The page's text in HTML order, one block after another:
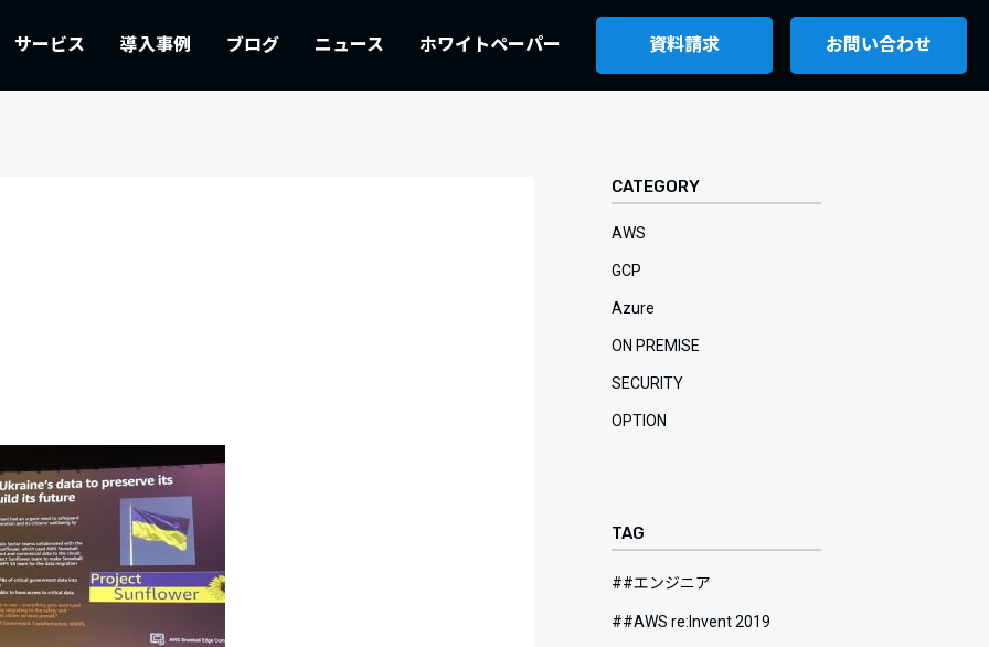
サービス 導入事例 ブログ ニュース ホワイトペーパー 資料請求 お問い合わせ
CATEGORY
AWS
GCP
Azure
ON PREMISE
SECURITY
OPTION
TAG
#エンジニア
#AWS re:Invent 2019